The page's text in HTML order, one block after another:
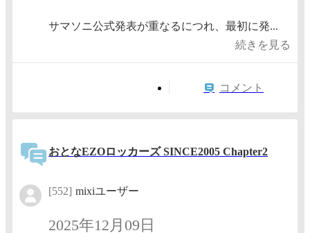
サマソニ公式発表が重なるにつれ、最初に発...
続きを見る
コメント
おとなEZOロッカーズ SINCE2005 Chapter2
[552] mixiユーザー
2025年12月09日